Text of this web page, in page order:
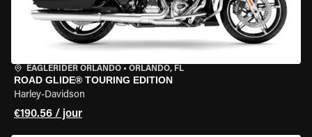
EAGLERIDER ORLANDO • ORLANDO, FL
ROAD GLIDE® TOURING EDITION
Harley-Davidson
€190.56 / jour